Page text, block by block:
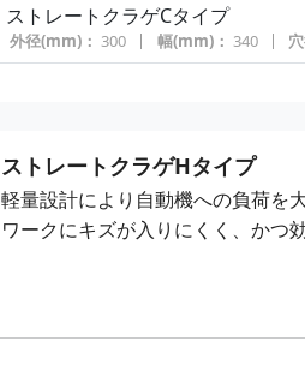
ストレートクラゲCタイプ
外径(mm)： 300 幅(mm)： 340
ストレートクラゲHタイプ
軽量設計により自動機への負荷を
ワークにキズが入りにくく、かつ